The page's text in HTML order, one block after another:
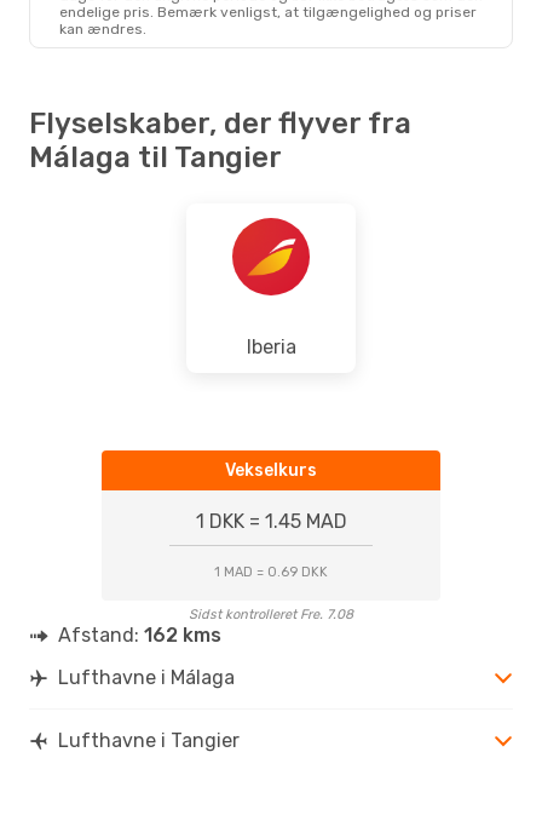
AGP- TNG
Ryanair Direkte
TNG- AGP
endelige pris. Bemærk venligst, at tilgængelighed og priser
kan ændres.
Flyselskaber, der flyver fra
Málaga til Tangier
Iberia
Vekselkurs
1 DKK = 1.45 MAD
1 MAD = 0.69 DKK
Sidst kontrolleret Fre. 7.08
Afstand: 162 kms
Lufthavne i Málaga
Lufthavne i Tangier